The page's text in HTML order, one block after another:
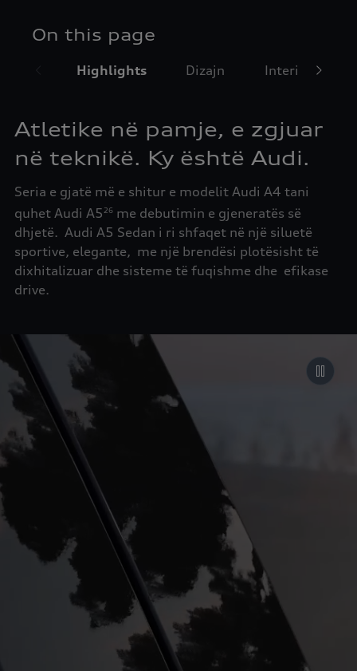
On this page
Highlights Dizajn Interieur
Atletike në pamje, e zgjuar
në teknikë. Ky është Audi.
Seria e gjatë më e shitur e modelit Audi A4 tani
quhet Audi A5 26me debutimin e gjeneratës së
dhjetë. Audi A5 Sedan i ri shfaqet në një siluetë
sportive, elegante, me një brendësi plotësisht të
dixhitalizuar dhe sisteme të fuqishme dhe efikase
drive.